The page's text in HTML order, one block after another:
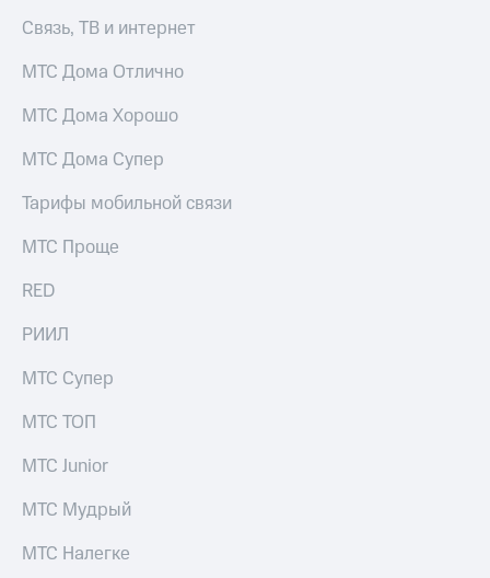
Связь, ТВ и интернет
МТС Дома Отлично
МТС Дома Хорошо
МТС Дома Супер
Тарифы мобильной связи
МТС Проще
RED
РИИЛ
МТС Супер
МТС ТОП
МТС Junior
МТС Мудрый
МТС Налегке